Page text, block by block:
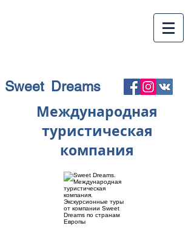
Sweet Dreams
Международная
туристическая
компания